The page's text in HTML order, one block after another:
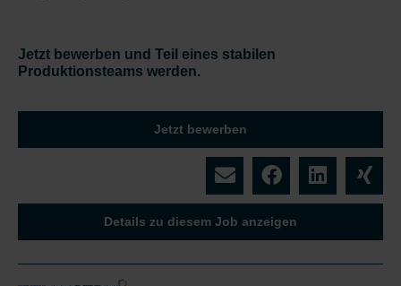
Jetzt bewerben und Teil eines stabilen
Produktionsteams werden.
Jetzt bewerben
Details zu diesem Job anzeigen